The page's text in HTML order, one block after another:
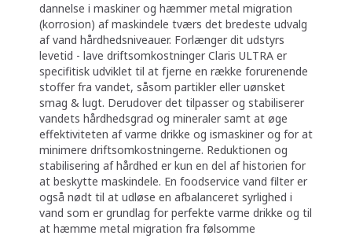
dannelse i maskiner og hæmmer metal migration
(korrosion) af maskindele tværs det bredeste udvalg
af vand hårdhedsniveauer. Forlænger dit udstyrs
levetid - lave driftsomkostninger Claris ULTRA er
specifitisk udviklet til at fjerne en række forurenende
stoffer fra vandet, såsom partikler eller uønsket
smag & lugt. Derudover det tilpasser og stabiliserer
vandets hårdhedsgrad og mineraler samt at øge
effektiviteten af varme drikke og ismaskiner og for at
minimere driftsomkostningerne. Reduktionen og
stabilisering af hårdhed er kun en del af historien for
at beskytte maskindele. En foodservice vand filter er
også nødt til at udløse en afbalanceret syrlighed i
vand som er grundlag for perfekte varme drikke og til
at hæmme metal migration fra følsomme